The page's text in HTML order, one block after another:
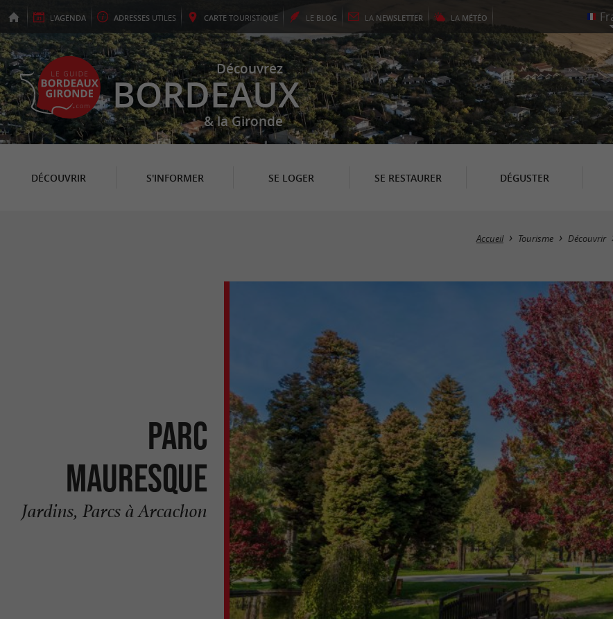
L'AGENDA ADRESSES UTILES CARTE TOURISTIQUE LE BLOG LA NEWSLETTER LA MÉTÉO
Découvrez
BORDEAUX
& la Gironde
DÉCOUVRIR S'INFORMER SE LOGER SE RESTAURER DÉGUSTER
Accueil Tourisme Découvrir
Parc
Mauresque
Jardins, Parcs à Arcachon